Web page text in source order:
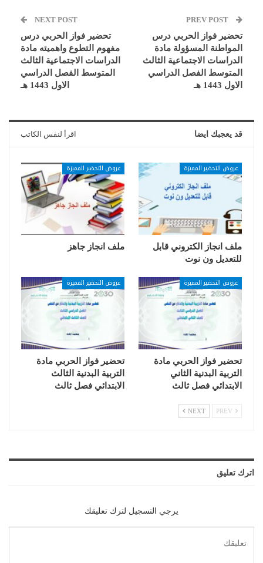
تحضير فواز الحربي درس
المواطنة المسؤولة مادة
الدراسات الاجتماعية الثالث
المتوسط الفصل الدراسي
الاول 1443 هـ
NEXT POST
تحضير فواز الحربي درس
مفهوم التطوع واهميته مادة
الدراسات الاجتماعية الثالث
المتوسط الفصل الدراسي
الاول 1443 هـ
قد يعجبك ايضا اقرأ لنفس الكاتب
عروض التحضير المميزة
ملف انجاز الكتروني قابل
للتعديل ون نوت
عروض التحضير المميزة
ملف انجاز جاهز
عروض التحضير المميزة
تحضير فواز الحربي مادة
التربية البدنية الثاني
الابتدائي فصل ثالث
عروض التحضير المميزة
تحضير فواز الحربي مادة
التربية البدنية الثالث
الابتدائي فصل ثالث
NEXT
اترك تعليق
يرجي التسجيل لترك تعليقك